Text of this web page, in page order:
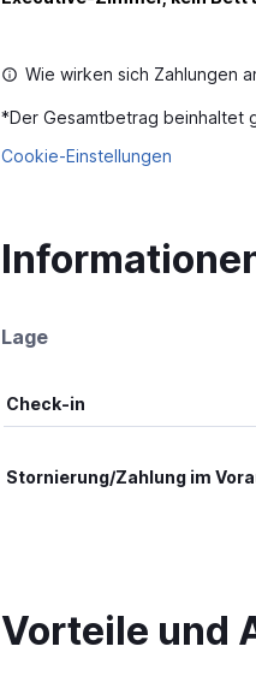
Wie wirken sich Zahlungen
*Der Gesamtbetrag beinhaltet
Cookie-Einstellungen
Lage
Check-in
Stornierung/Zahlung im
Vorteile und